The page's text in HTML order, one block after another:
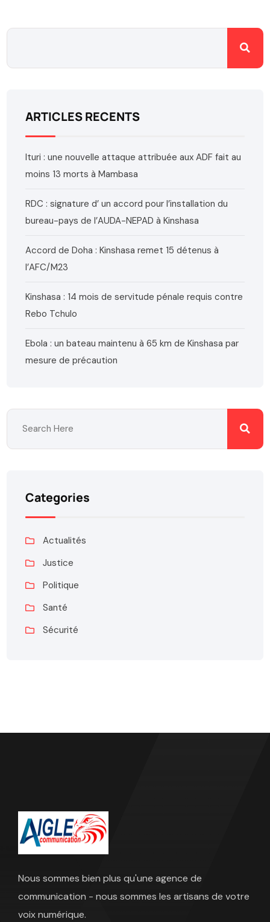
ARTICLES RECENTS
Ituri : une nouvelle attaque attribuée aux ADF fait au
moins 13 morts à Mambasa
RDC : signature d’ un accord pour l’installation du
bureau-pays de l’AUDA-NEPAD à Kinshasa
Accord de Doha : Kinshasa remet 15 détenus à
l’AFC/M23
Kinshasa : 14 mois de servitude pénale requis contre
Rebo Tchulo
Ebola : un bateau maintenu à 65 km de Kinshasa par
mesure de précaution
Categories
Actualités
Justice
Politique
Santé
Sécurité
Nous sommes bien plus qu'une agence de
communication - nous sommes les artisans de votre
voix numérique.